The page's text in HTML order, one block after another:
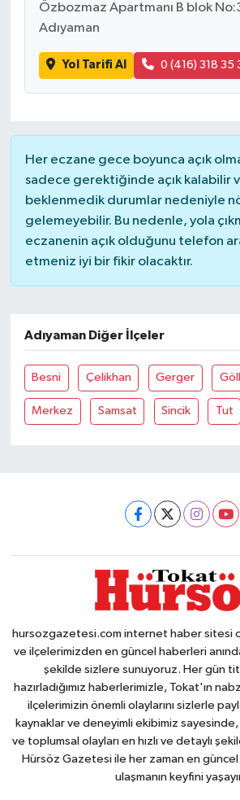
Özbozmaz Apartmanı B blok
Adıyaman
Yol Tarifi Al 0 (416) 318 35
Her eczane gece boyunca açık
sadece gerektiğinde açık kalabilir
beklenmedik durumlar nedeniyle
gelemeyebilir. Bu nedenle, yola
eczanenin açık olduğunu telefon
etmeniz iyi bir fikir olacaktır.
Adıyaman Diğer İlçeler
Besni Çelikhan Gerger
Merkez Samsat Sincik Tut
hursozgazetesi.com internet haber sitesi
ve ilçelerimizden en güncel haberleri
şekilde sizlere sunuyoruz. Her gün
hazırladığımız haberlerimizle, Tokat'ın
ilçelerimizin önemli olaylarını sizlerle
kaynaklar ve deneyimli ekibimiz
ve toplumsal olayları en hızlı ve detaylı
Hürsöz Gazetesi ile her zaman en
ulaşmanın keyfini